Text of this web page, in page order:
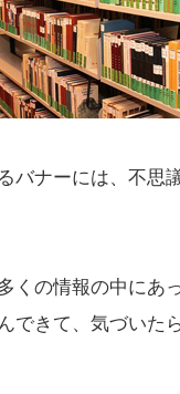
バナーには、不思
くの情報の中にあ
できて、気づいた